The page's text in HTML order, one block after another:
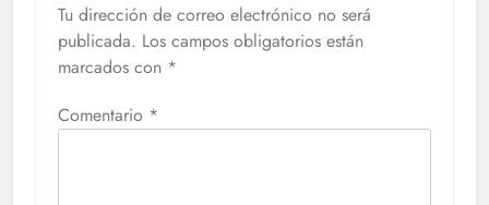
Tu dirección de correo electrónico no será
publicada. Los campos obligatorios están
marcados con *
Comentario *